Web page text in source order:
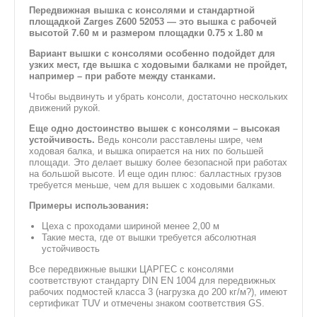
Передвижная вышка с консолями и стандартной
площадкой Zarges Z600 52053 — это вышка с рабочей
высотой 7.60 м и размером площадки 0.75 x 1.80 м
Вариант вышки с консолями особенно подойдет для
узких мест, где вышка с ходовыми балками не пройдет,
например – при работе между станками.
Чтобы выдвинуть и убрать консоли, достаточно нескольких
движений рукой.
Еще одно достоинство вышек с консолями – высокая
устойчивость. Ведь консоли расставлены шире, чем
ходовая балка, и вышка опирается на них по большей
площади. Это делает вышку более безопасной при работах
на большой высоте. И еще один плюс: балластных грузов
требуется меньше, чем для вышек с ходовыми балками.
Примеры использования:
Цеха с проходами шириной менее 2,00 м
Такие места, где от вышки требуется абсолютная
устойчивость
Все передвижные вышки ЦАРГЕС с консолями
соответствуют стандарту DIN EN 1004 для передвижных
рабочих подмостей класса 3 (нагрузка до 200 кг/м?), имеют
сертификат TUV и отмечены знаком соответствия GS.